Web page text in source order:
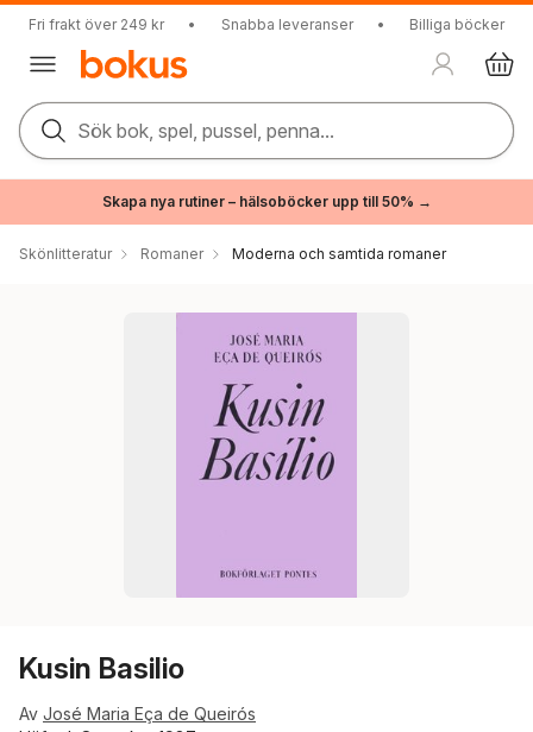
Fri frakt över 249 kr • Snabba leveranser • Billiga böcker
Sök bok, spel, pussel, penna...
Skapa nya rutiner – hälsoböcker upp till 50% →
Skönlitteratur Romaner Moderna och samtida romaner
Kusin Basilio
Av José Maria Eça de Queirós